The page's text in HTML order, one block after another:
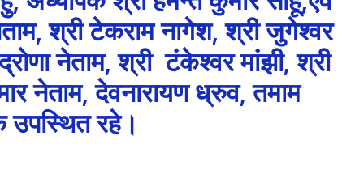
श्री टेकराम नागेश, श्री जुगेश्वर
नेताम, श्री टंकेश्वर मांझी, श्री
नेताम, देवनारायण ध्रुव, तमाम
उपस्थित रहे।